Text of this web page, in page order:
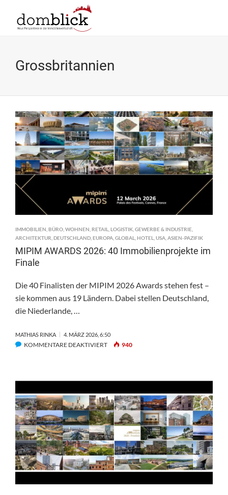
Grossbritannien
IMMOBILIEN BÜRO WOHNEN RETAIL LOGISTIK GEWERBE & INDUSTRIE
ARCHITEKTUR DEUTSCHLAND EUROPA GLOBAL HOTEL USA ASIEN-PAZIFIK
MIPIM AWARDS 2026: 40 Immobilienprojekte im
Finale
Die 40 Finalisten der MIPIM 2026 Awards stehen fest –
sie kommen aus 19 Ländern. Dabei stellen Deutschland,
die Niederlande, …
MATHIAS RINKA 4. MÄRZ 2026, 6:50
KOMMENTARE DEAKTIVIERTFÜR
IMMOBILIENPROJEKTE
IM
FINALE
940